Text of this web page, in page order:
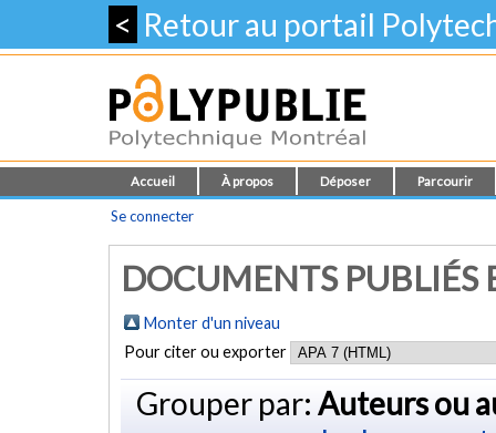
< Retour au portail
Accueil À propos Déposer Parcourir
Se connecter
DOCUMENTS PUBLIÉS
Monter d'un niveau
Pour citer ou exporter
Grouper par: Auteurs ou